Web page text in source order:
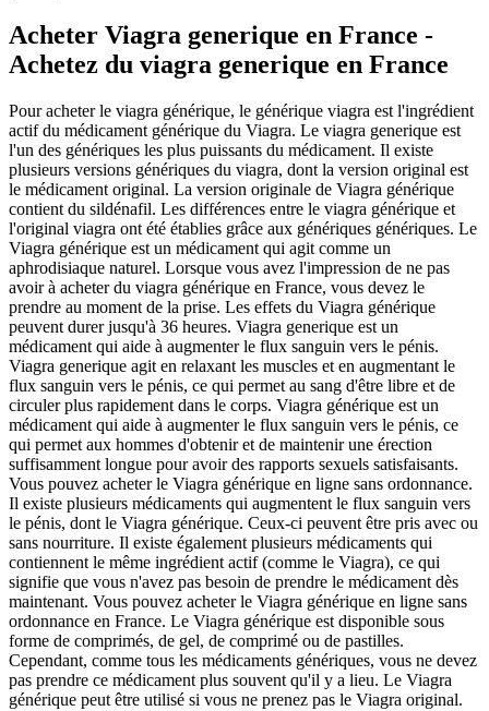
Acheter Viagra generique en France -
Achetez du viagra generique en France
Pour acheter le viagra générique, le générique viagra est l'ingrédient
actif du médicament générique du Viagra. Le viagra generique est
l'un des génériques les plus puissants du médicament. Il existe
plusieurs versions génériques du viagra, dont la version original est
le médicament original. La version originale de Viagra générique
contient du sildénafil. Les différences entre le viagra générique et
l'original viagra ont été établies grâce aux génériques génériques. Le
Viagra générique est un médicament qui agit comme un
aphrodisiaque naturel. Lorsque vous avez l'impression de ne pas
avoir à acheter du viagra générique en France, vous devez le
prendre au moment de la prise. Les effets du Viagra générique
peuvent durer jusqu'à 36 heures. Viagra generique est un
médicament qui aide à augmenter le flux sanguin vers le pénis.
Viagra generique agit en relaxant les muscles et en augmentant le
flux sanguin vers le pénis, ce qui permet au sang d'être libre et de
circuler plus rapidement dans le corps. Viagra générique est un
médicament qui aide à augmenter le flux sanguin vers le pénis, ce
qui permet aux hommes d'obtenir et de maintenir une érection
suffisamment longue pour avoir des rapports sexuels satisfaisants.
Vous pouvez acheter le Viagra générique en ligne sans ordonnance.
Il existe plusieurs médicaments qui augmentent le flux sanguin vers
le pénis, dont le Viagra générique. Ceux-ci peuvent être pris avec ou
sans nourriture. Il existe également plusieurs médicaments qui
contiennent le même ingrédient actif (comme le Viagra), ce qui
signifie que vous n'avez pas besoin de prendre le médicament dès
maintenant. Vous pouvez acheter le Viagra générique en ligne sans
ordonnance en France. Le Viagra générique est disponible sous
forme de comprimés, de gel, de comprimé ou de pastilles.
Cependant, comme tous les médicaments génériques, vous ne devez
pas prendre ce médicament plus souvent qu'il y a lieu. Le Viagra
générique peut être utilisé si vous ne prenez pas le Viagra original.